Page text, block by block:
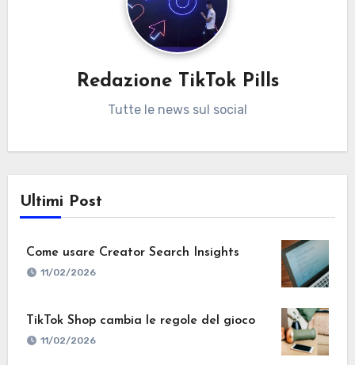
Redazione TikTok Pills
Tutte le news sul social
Ultimi Post
Come usare Creator Search Insights
11/02/2026
TikTok Shop cambia le regole del gioco
11/02/2026